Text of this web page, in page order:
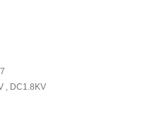
, DC1.8KV